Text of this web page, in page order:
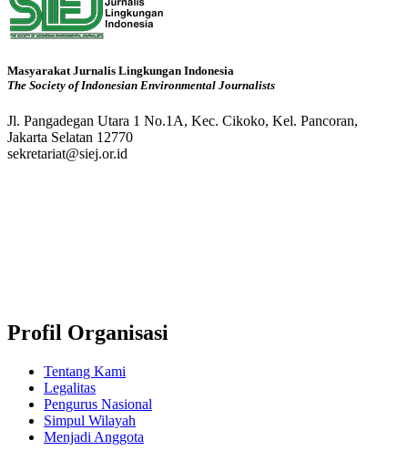
Masyarakat Jurnalis Lingkungan Indonesia
The Society of Indonesian Environmental Journalists
Jl. Pangadegan Utara 1 No.1A, Kec. Cikoko, Kel. Pancoran,
Jakarta Selatan 12770
sekretariat@siej.or.id
Profil Organisasi
Tentang Kami
Legalitas
Pengurus Nasional
Simpul Wilayah
Menjadi Anggota